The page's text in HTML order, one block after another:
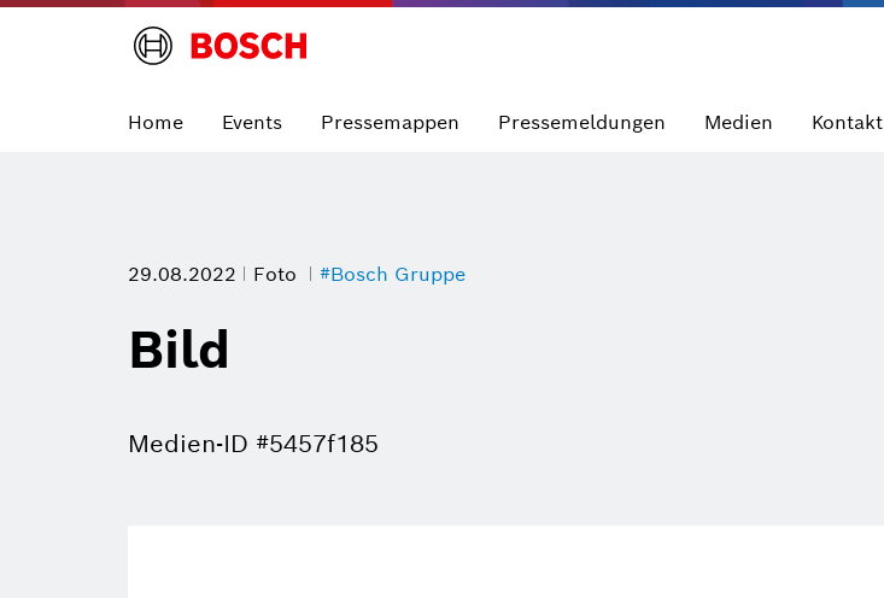
Home Events Pressemappen Pressemeldungen Medien Kontakt
29.08.2022 Foto #Bosch Gruppe
Bild
Medien-ID #5457f185